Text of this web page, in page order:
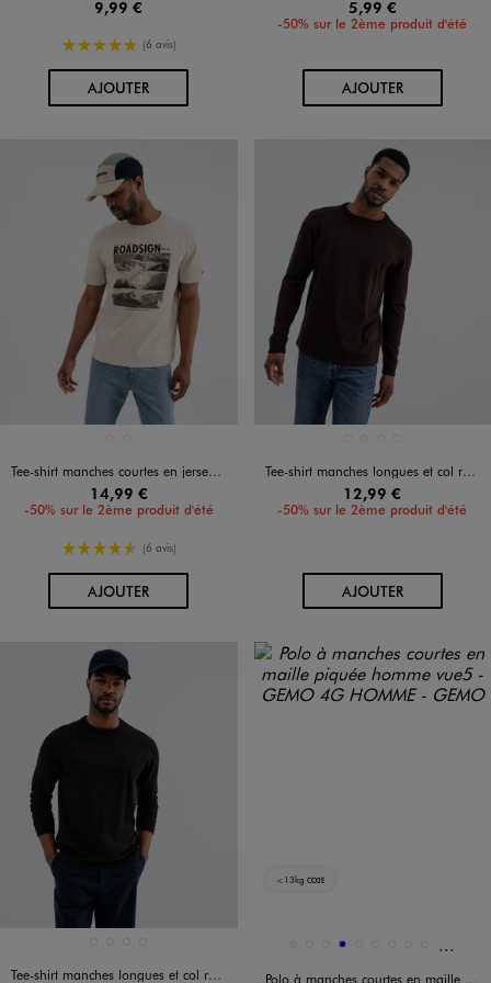
9,99 €
5/5 de moyenne
(6 avis)
AJOUTERAU PANIER
5,99 €
-50% sur le 2ème produit d'été
AJOUTERAU PANIER
Tee-shirt manches courtes en jersey de coton imprimé homme - Roadsign
14,99 €
-50% sur le 2ème produit d'été
4.5/5 de moyenne
(6 avis)
AJOUTERAU PANIER
Tee-shirt manches longues et col rond en coton résistant homme
12,99 €
-50% sur le 2ème produit d'été
AJOUTERAU PANIER
Tee-shirt manches longues et col rond en coton résistant homme
<13kg CO2E
Disponible en 26 coloris
BEIGE FONCE
BLANC STANDARD
BLEU
Polo à manches courtes en maille piquée homme